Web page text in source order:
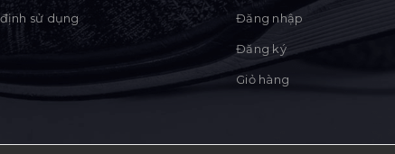
sử dụng Đăng nhập
Đăng ký
Giỏ hàng